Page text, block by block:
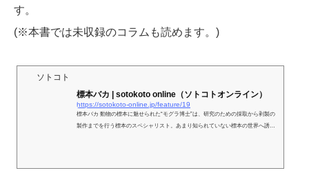
す。
(※本書では未収録のコラムも読めます。)
ソトコト
標本バカ | sotokoto online（ソトコトオンライン）
https://sotokoto-online.jp/feature/19
標本バカ 動物の標本に魅せられた“モグラ博士”は、研究のための採取から剥製の
製作までを行う標本のスペシャリスト。あまり知られていない標本の世界へ誘い